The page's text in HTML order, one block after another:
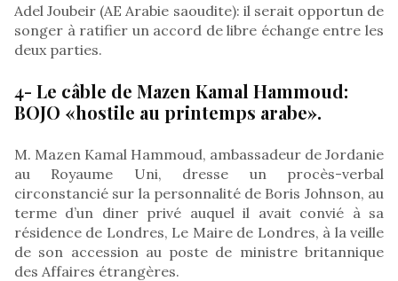
Adel Joubeir (AE Arabie saoudite): il serait opportun de
songer à ratifier un accord de libre échange entre les
deux parties.
4- Le câble de Mazen Kamal Hammoud:
BOJO «hostile au printemps arabe».
M. Mazen Kamal Hammoud, ambassadeur de Jordanie
au Royaume Uni, dresse un procès-verbal
circonstancié sur la personnalité de Boris Johnson, au
terme d’un diner privé auquel il avait convié à sa
résidence de Londres, Le Maire de Londres, à la veille
de son accession au poste de ministre britannique
des Affaires étrangères.